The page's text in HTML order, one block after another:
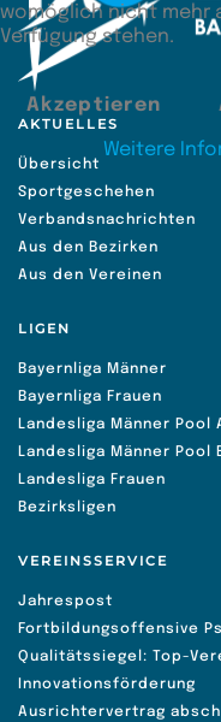
AKTUELLES
Übersicht
Sportgeschehen
Verbandsnachrichten
Aus den Bezirken
Aus den Vereinen
LIGEN
Bayernliga Männer
Bayernliga Frauen
Landesliga Männer Pool
Landesliga Männer Pool
Landesliga Frauen
Bezirksligen
VEREINSSERVICE
Jahrespost
Fortbildungsoffensive
Qualitätssiegel: Top-
Innovationsförderung
Ausrichtervertrag
womöglich nicht mehr
Verfügung stehen.
Akzeptieren
Weitere